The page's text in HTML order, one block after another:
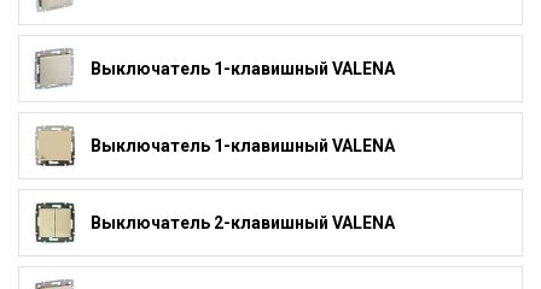
Выключатель 1-клавишный VALENA
Выключатель 1-клавишный VALENA
Выключатель 2-клавишный VALENA